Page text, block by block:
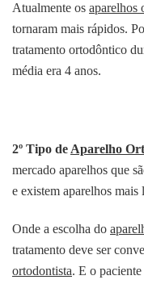
Atualmente os aparelhos
tornaram mais rápidos.
tratamento ortodôntico
média era 4 anos.
2º Tipo de Aparelho
mercado aparelhos que
e existem aparelhos mais
Onde a escolha do
tratamento deve ser
ortodontista. E o